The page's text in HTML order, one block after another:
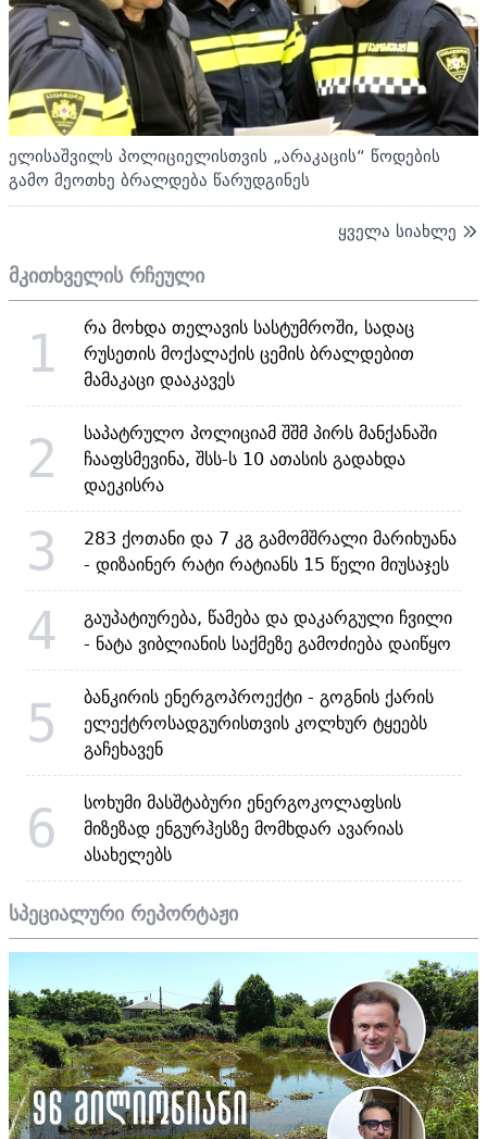
ელისაშვილს პოლიციელისთვის „არაკაცის“ წოდების
გამო მეოთხე ბრალდება წარუდგინეს
ყველა სიახლე
მკითხველის რჩეული
1
რა მოხდა თელავის სასტუმროში, სადაც
რუსეთის მოქალაქის ცემის ბრალდებით
მამაკაცი დააკავეს
2
საპატრულო პოლიციამ შშმ პირს მანქანაში
ჩააფსმევინა, შსს-ს 10 ათასის გადახდა
დაეკისრა
3
283 ქოთანი და 7 კგ გამომშრალი მარიხუანა
- დიზაინერ რატი რატიანს 15 წელი მიუსაჯეს
4
გაუპატიურება, წამება და დაკარგული ჩვილი
- ნატა ვიბლიანის საქმეზე გამოძიება დაიწყო
5
ბანკირის ენერგოპროექტი - გოგნის ქარის
ელექტროსადგურისთვის კოლხურ ტყეებს
გაჩეხავენ
6
სოხუმი მასშტაბური ენერგოკოლაფსის
მიზეზად ენგურჰესზე მომხდარ ავარიას
ასახელებს
სპეციალური რეპორტაჟი